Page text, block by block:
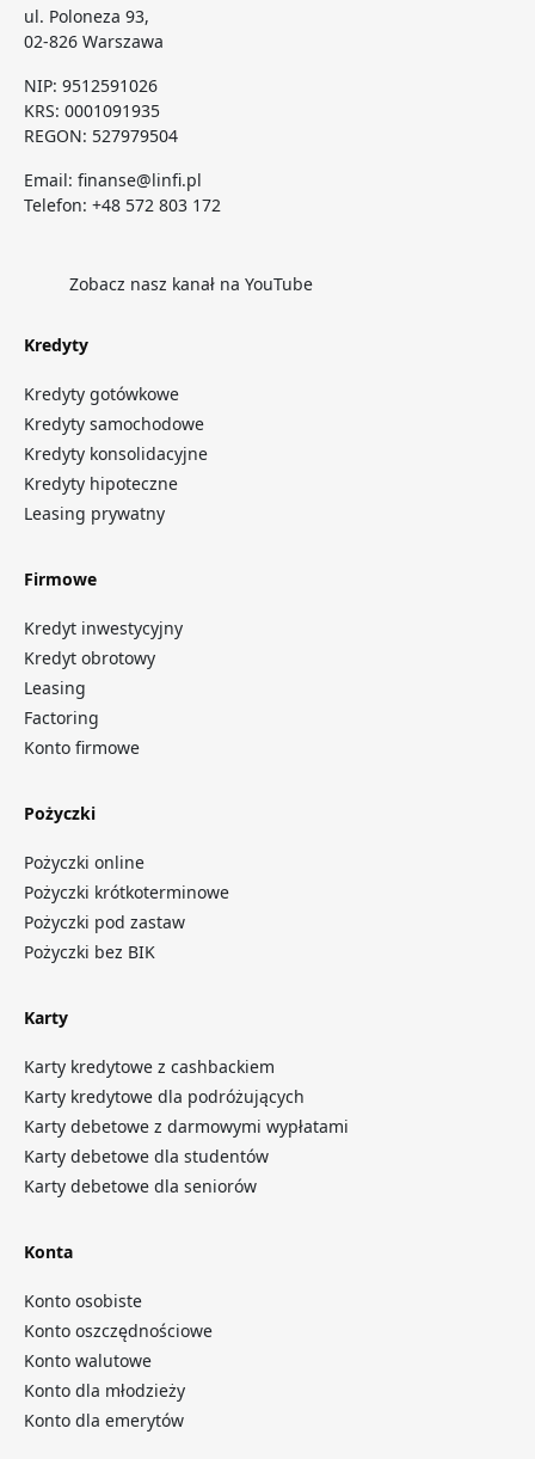
ul. Poloneza 93,
02-826 Warszawa
NIP: 9512591026
KRS: 0001091935
REGON: 527979504
Email: finanse@linfi.pl
Telefon: +48 572 803 172
Zobacz nasz kanał na YouTube
Kredyty
Kredyty gotówkowe
Kredyty samochodowe
Kredyty konsolidacyjne
Kredyty hipoteczne
Leasing prywatny
Firmowe
Kredyt inwestycyjny
Kredyt obrotowy
Leasing
Factoring
Konto firmowe
Pożyczki
Pożyczki online
Pożyczki krótkoterminowe
Pożyczki pod zastaw
Pożyczki bez BIK
Karty
Karty kredytowe z cashbackiem
Karty kredytowe dla podróżujących
Karty debetowe z darmowymi wypłatami
Karty debetowe dla studentów
Karty debetowe dla seniorów
Konta
Konto osobiste
Konto oszczędnościowe
Konto walutowe
Konto dla młodzieży
Konto dla emerytów